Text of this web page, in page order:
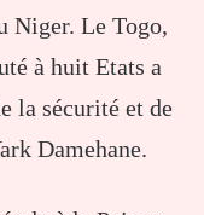
Niger. Le Togo,
à huit Etats a
la sécurité et de
Damehane.